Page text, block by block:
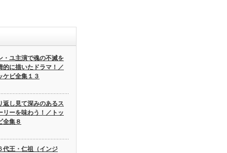
・ユ主演で魂の不滅を
的に描いたドラマ！／
ケビ全集１３
返し見て深みのあるス
リーを味わう！／トッ
全集８
代王・仁祖（インジ